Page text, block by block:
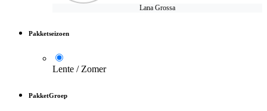
Lana Grossa
Pakketseizoen
Lente / Zomer
PakketGroep